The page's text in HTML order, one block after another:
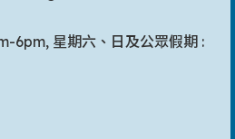
6pm, 星期六、日及公眾假期 :